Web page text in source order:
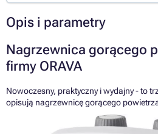
Opis i parametry
Nagrzewnica gorącego
firmy ORAVA
Nowoczesny, praktyczny i wydajny - to
opisują nagrzewnicę gorącego